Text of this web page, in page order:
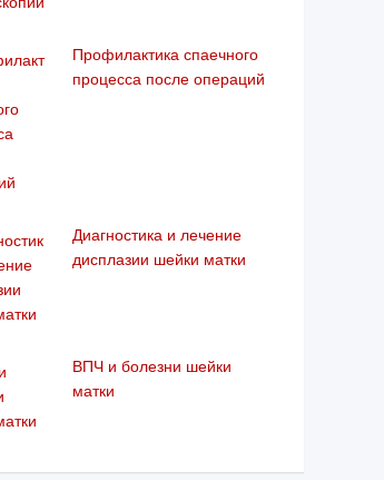
Профилактика спаечного
процесса после операций
Диагностика и лечение
дисплазии шейки матки
ВПЧ и болезни шейки
матки